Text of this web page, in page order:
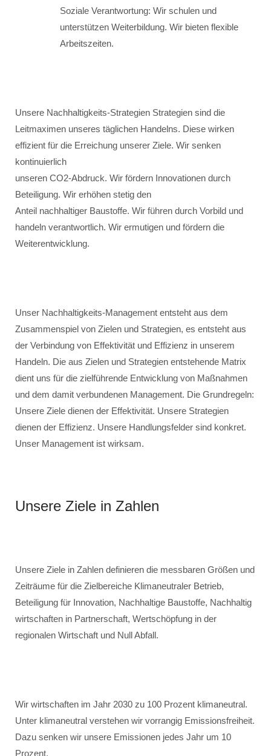
Soziale Verantwortung: Wir schulen und
unterstützen Weiterbildung. Wir bieten flexible
Arbeitszeiten.
Unsere Nachhaltigkeits-Strategien Strategien sind die
Leitmaximen unseres täglichen Handelns. Diese wirken
effizient für die Erreichung unserer Ziele. Wir senken
kontinuierlich
unseren CO2-Abdruck. Wir fördern Innovationen durch
Beteiligung. Wir erhöhen stetig den
Anteil nachhaltiger Baustoffe. Wir führen durch Vorbild und
handeln verantwortlich. Wir ermutigen und fördern die
Weiterentwicklung.
Unser Nachhaltigkeits-Management entsteht aus dem
Zusammenspiel von Zielen und Strategien, es entsteht aus
der Verbindung von Effektivität und Effizienz in unserem
Handeln. Die aus Zielen und Strategien entstehende Matrix
dient uns für die zielführende Entwicklung von Maßnahmen
und dem damit verbundenen Management. Die Grundregeln:
Unsere Ziele dienen der Effektivität. Unsere Strategien
dienen der Effizienz. Unsere Handlungsfelder sind konkret.
Unser Management ist wirksam.
Unsere Ziele in Zahlen
Unsere Ziele in Zahlen definieren die messbaren Größen und
Zeiträume für die Zielbereiche Klimaneutraler Betrieb,
Beteiligung für Innovation, Nachhaltige Baustoffe, Nachhaltig
wirtschaften in Partnerschaft, Wertschöpfung in der
regionalen Wirtschaft und Null Abfall.
Wir wirtschaften im Jahr 2030 zu 100 Prozent klimaneutral.
Unter klimaneutral verstehen wir vorrangig Emissionsfreiheit.
Dazu senken wir unsere Emissionen jedes Jahr um 10
Prozent.